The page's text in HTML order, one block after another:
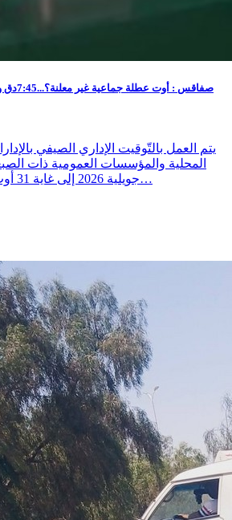
صفاقس : أوت عطلة جماعية غير معلنة؟...7:45دق وبعض الإدارات مازالت مغلقة
يتم العمل بالتّوقيت الإداري الصيفي
المحلية والمؤسسات العمومية ذات
جويلية 2026 إلى غاية 31 أوت 2026 وذلك على النحو…